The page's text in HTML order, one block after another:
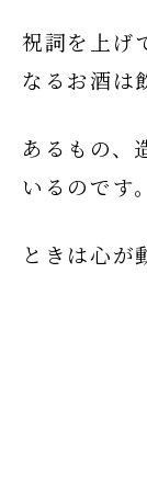
祝詞を上げ
なるお酒は
あるもの、
いるのです
ときは心が